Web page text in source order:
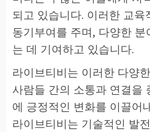
되고 있습니다. 이러한 교
동기부여를 주며, 다양한
는 데 기여하고 있습니다.
라이브티비는 이러한 다양
사람들 간의 소통과 연결을
에 긍정적인 변화를 이끌어
라이브티비는 기술적인 발